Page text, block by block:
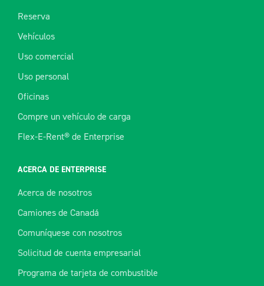
Reserva
Vehículos
Uso comercial
Uso personal
Oficinas
Compre un vehículo de carga
Flex-E-Rent® de Enterprise
ACERCA DE ENTERPRISE
Acerca de nosotros
Camiones de Canadá
Comuníquese con nosotros
Solicitud de cuenta empresarial
Programa de tarjeta de combustible